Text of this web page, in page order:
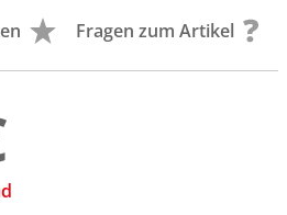
Fragen zum Artikel